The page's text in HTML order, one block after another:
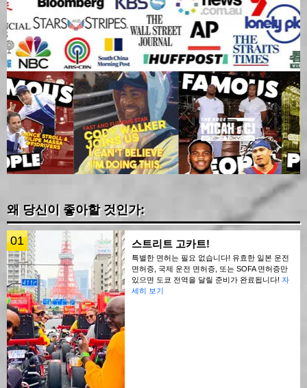
왜 당신이 좋아할 것인가:
01 스트리트 고카트!
특별한 면허는 필요 없습니다! 유효한 일본 운전
면허증, 국제 운전 면허증, 또는 SOFA 면허증만
있으면 도쿄 전역을 달릴 준비가 완료됩니다! 자
세히 보기